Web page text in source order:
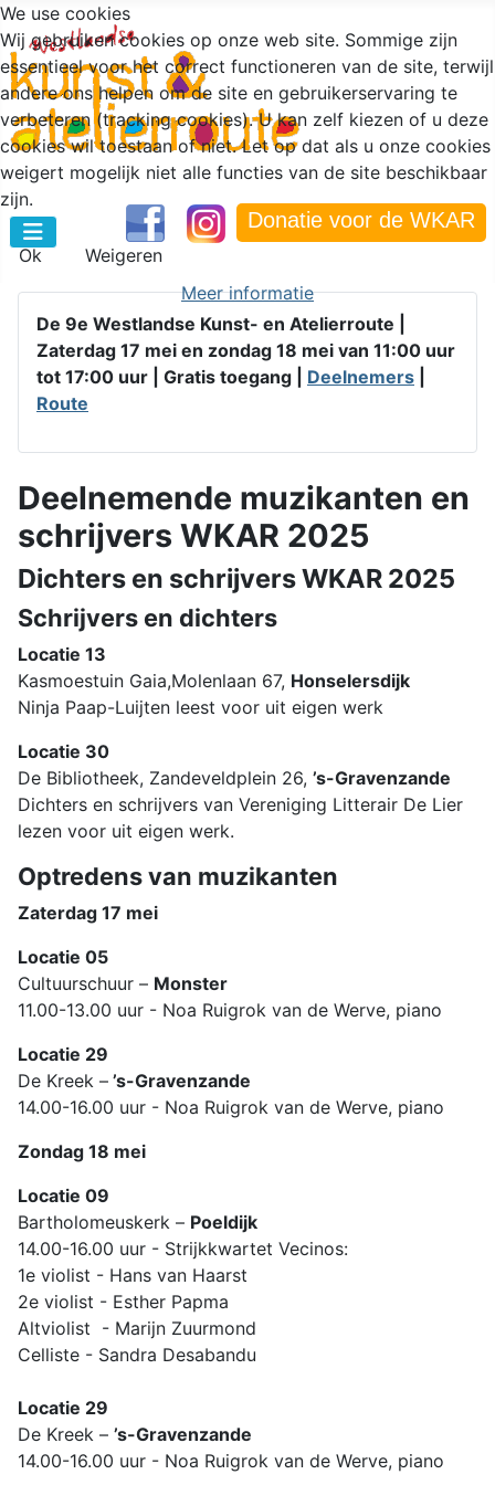
Donatie voor de WKAR
De 9e Westlandse Kunst- en Atelierroute |
Zaterdag 17 mei en zondag 18 mei van 11:00 uur
tot 17:00 uur | Gratis toegang | Deelnemers
Route
Deelnemende muzikanten en
schrijvers WKAR 2025
Dichters en schrijvers WKAR 2025
Schrijvers en dichters
Locatie 13
Kasmoestuin Gaia,Molenlaan 67, Honselersdijk
Ninja Paap-Luijten leest voor uit eigen werk
Locatie 30
De Bibliotheek, Zandeveldplein 26, ’s-Gravenzande
Dichters en schrijvers van Vereniging Litterair De Lier
lezen voor uit eigen werk.
Optredens van muzikanten
Zaterdag 17 mei
Locatie 05
Cultuurschuur – Monster
11.00-13.00 uur - Noa Ruigrok van de Werve, piano
Locatie 29
De Kreek – ’s-Gravenzande
14.00-16.00 uur - Noa Ruigrok van de Werve, piano
Zondag 18 mei
Locatie 09
Bartholomeuskerk – Poeldijk
14.00-16.00 uur - Strijkkwartet Vecinos:
1e violist - Hans van Haarst
2e violist - Esther Papma
Altviolist - Marijn Zuurmond
Celliste - Sandra Desabandu
Locatie 29
De Kreek – ’s-Gravenzande
14.00-16.00 uur - Noa Ruigrok van de Werve, piano
We use cookies
Wij gebruiken cookies op onze web site. Sommige zijn
essentieel voor het correct functioneren van de site, terwijl
andere ons helpen om de site en gebruikerservaring te
verbeteren (tracking cookies). U kan zelf kiezen of u deze
cookies wil toestaan of niet. Let op dat als u onze cookies
weigert mogelijk niet alle functies van de site beschikbaar
zijn.
Ok
Weigeren
Meer informatie